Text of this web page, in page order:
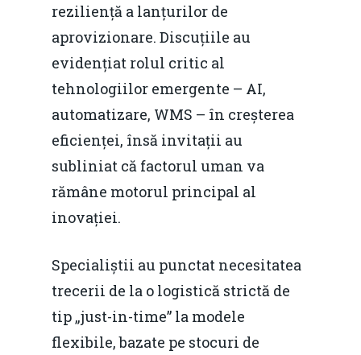
reziliență a lanțurilor de
aprovizionare. Discuțiile au
evidențiat rolul critic al
tehnologiilor emergente – AI,
automatizare, WMS – în creșterea
eficienței, însă invitații au
subliniat că factorul uman va
rămâne motorul principal al
inovației.
Specialiștii au punctat necesitatea
trecerii de la o logistică strictă de
tip „just-in-time” la modele
flexibile, bazate pe stocuri de